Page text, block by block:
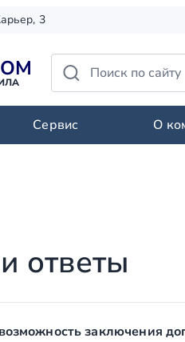
3
Сервис О
ответы
заключения